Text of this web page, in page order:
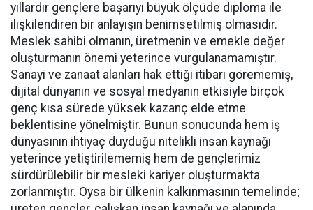
yıllardır gençlere başarıyı büyük ölçüde diploma ile
ilişkilendiren bir anlayışın benimsetilmiş olmasıdır.
Meslek sahibi olmanın, üretmenin ve emekle değer
oluşturmanın önemi yeterince vurgulanamamıştır.
Sanayi ve zanaat alanları hak ettiği itibarı görememiş,
dijital dünyanın ve sosyal medyanın etkisiyle birçok
genç kısa sürede yüksek kazanç elde etme
beklentisine yönelmiştir. Bunun sonucunda hem iş
dünyasının ihtiyaç duyduğu nitelikli insan kaynağı
yeterince yetiştirilememiş hem de gençlerimiz
sürdürülebilir bir mesleki kariyer oluşturmakta
zorlanmıştır. Oysa bir ülkenin kalkınmasının temelinde;